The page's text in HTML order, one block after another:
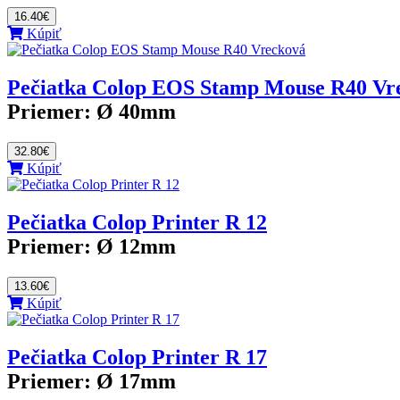
16.40€
Kúpiť
Pečiatka Colop EOS Stamp Mouse R40
Priemer: Ø 40mm
32.80€
Kúpiť
Pečiatka Colop Printer R 12
Priemer: Ø 12mm
13.60€
Kúpiť
Pečiatka Colop Printer R 17
Priemer: Ø 17mm